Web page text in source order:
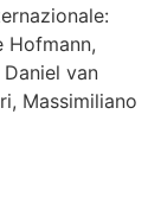
Hofmann,
van
Massimiliano